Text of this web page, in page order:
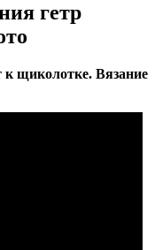
гетр
к щиколотке. Вязание